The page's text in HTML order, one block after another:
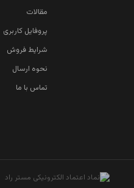
مقالات
پروفایل کاربری
شرایط فروش
نحوه ارسال
تماس با ما